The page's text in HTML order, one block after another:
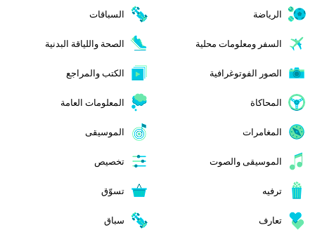
الرياضة السباقات
السفر ومعلومات محلية الصحة واللياقة البدنية
الصور الفوتوغرافية الكتب والمراجع
المحاكاة المعلومات العامة
المغامرات الموسيقى
الموسيقى والصوت تخصيص
ترفيه تسوّق
تعارف سباق